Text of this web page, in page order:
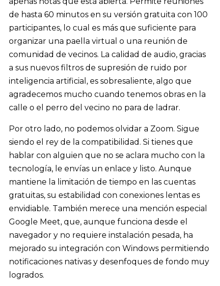
de hasta 60 minutos en su versión gratuita con 100
participantes, lo cual es más que suficiente para
organizar una paella virtual o una reunión de
comunidad de vecinos. La calidad de audio, gracias
a sus nuevos filtros de supresión de ruido por
inteligencia artificial, es sobresaliente, algo que
agradecemos mucho cuando tenemos obras en la
calle o el perro del vecino no para de ladrar.
Por otro lado, no podemos olvidar a Zoom. Sigue
siendo el rey de la compatibilidad. Si tienes que
hablar con alguien que no se aclara mucho con la
tecnología, le envías un enlace y listo. Aunque
mantiene la limitación de tiempo en las cuentas
gratuitas, su estabilidad con conexiones lentas es
envidiable. También merece una mención especial
Google Meet, que, aunque funciona desde el
navegador y no requiere instalación pesada, ha
mejorado su integración con Windows permitiendo
notificaciones nativas y desenfoques de fondo muy
logrados.